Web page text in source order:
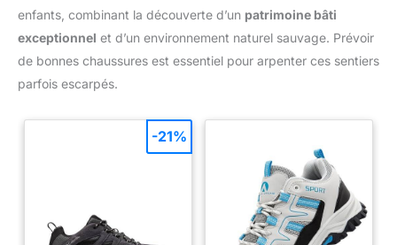
enfants, combinant la découverte d’un patrimoine bâti
exceptionnel et d’un environnement naturel sauvage. Prévoir
de bonnes chaussures est essentiel pour arpenter ces sentiers
parfois escarpés.
-21%